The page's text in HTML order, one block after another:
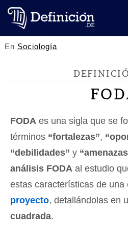
En Sociología
FODA es una sigla que se
términos “fortalezas”,
“debilidades” y
análisis FODA al estudio
estas características de una
proyecto, detallándolas en
cuadrada.